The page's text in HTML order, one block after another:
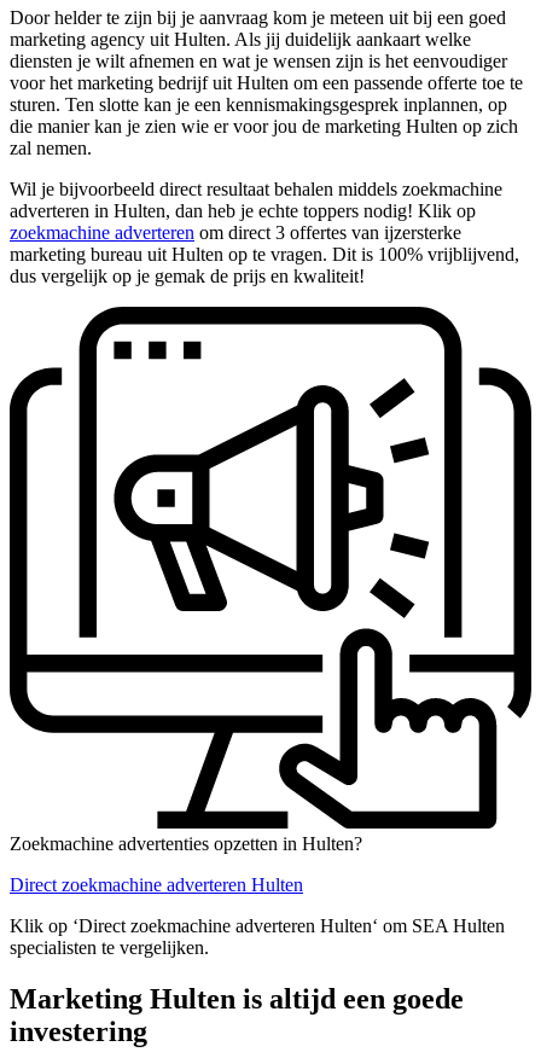
Door helder te zijn bij je aanvraag kom je meteen uit bij een goed
marketing agency uit Hulten. Als jij duidelijk aankaart welke
diensten je wilt afnemen en wat je wensen zijn is het eenvoudiger
voor het marketing bedrijf uit Hulten om een passende offerte toe te
sturen. Ten slotte kan je een kennismakingsgesprek inplannen, op
die manier kan je zien wie er voor jou de marketing Hulten op zich
zal nemen.
Wil je bijvoorbeeld direct resultaat behalen middels zoekmachine
adverteren in Hulten, dan heb je echte toppers nodig! Klik op
zoekmachine adverteren om direct 3 offertes van ijzersterke
marketing bureau uit Hulten op te vragen. Dit is 100% vrijblijvend,
dus vergelijk op je gemak de prijs en kwaliteit!
Zoekmachine advertenties opzetten in Hulten?
Direct zoekmachine adverteren Hulten
Klik op ‘Direct zoekmachine adverteren Hulten‘ om SEA Hulten
specialisten te vergelijken.
Marketing Hulten is altijd een goede
investering